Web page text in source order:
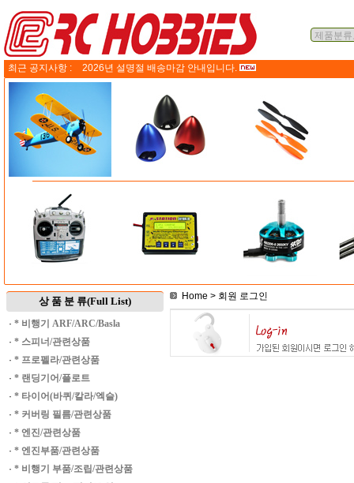
최근 공지사항 : 2026년 설명절 배송마감 안내입니다.
상 품 분 류(Full List)
· * 비행기 ARF/ARC/Basla
· * 스피너/관련상품
· * 프로펠라/관련상품
· * 랜딩기어/플로트
· * 타이어(바퀴/칼라/엑슬)
· * 커버링 필름/관련상품
· * 엔진/관련상품
· * 엔진부품/관련상품
· * 비행기 부품/조립/관련상품
Home > 회원 로그인